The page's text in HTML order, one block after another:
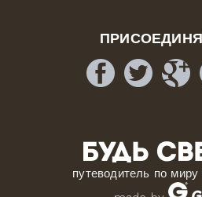
путеводитель по миру